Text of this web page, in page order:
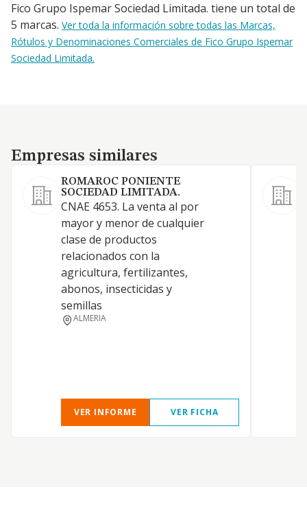
Fico Grupo Ispemar Sociedad Limitada. tiene un total de
5 marcas. Ver toda la información sobre todas las Marcas,
Rótulos y Denominaciones Comerciales de Fico Grupo Ispemar
Sociedad Limitada.
Empresas similares
Empresas similares
ROMAROC PONIENTE
SOCIEDAD LIMITADA.
CNAE 4653. La venta al por
mayor y menor de cualquier
clase de productos
relacionados con la
agricultura, fertilizantes,
abonos, insecticidas y
semillas
ALMERIA
VER INFORME VER FICHA